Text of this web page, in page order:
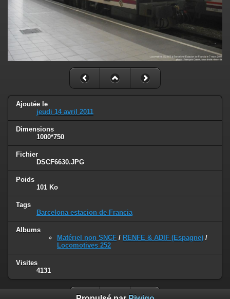
Ajoutée le
jeudi 14 avril 2011
Dimensions
1000*750
Fichier
DSCF6630.JPG
Poids
101 Ko
Tags
Barcelona estacion de Francia
Albums
Matériel non SNCF / RENFE & ADIF (Espagne) /
Locomotives 252
Visites
4131